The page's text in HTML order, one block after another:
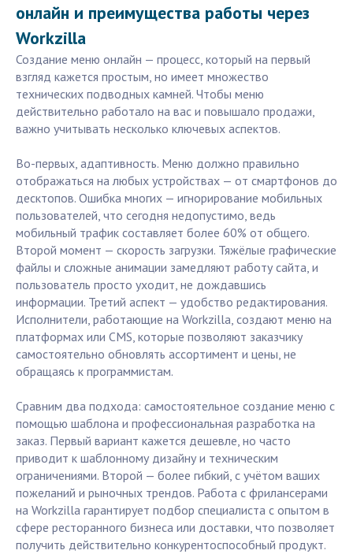
онлайн и преимущества работы через
Workzilla
Создание меню онлайн — процесс, который на первый
взгляд кажется простым, но имеет множество
технических подводных камней. Чтобы меню
действительно работало на вас и повышало продажи,
важно учитывать несколько ключевых аспектов.
Во-первых, адаптивность. Меню должно правильно
отображаться на любых устройствах — от смартфонов до
десктопов. Ошибка многих — игнорирование мобильных
пользователей, что сегодня недопустимо, ведь
мобильный трафик составляет более 60% от общего.
Второй момент — скорость загрузки. Тяжёлые графические
файлы и сложные анимации замедляют работу сайта, и
пользователь просто уходит, не дождавшись
информации. Третий аспект — удобство редактирования.
Исполнители, работающие на Workzilla, создают меню на
платформах или CMS, которые позволяют заказчику
самостоятельно обновлять ассортимент и цены, не
обращаясь к программистам.
Сравним два подхода: самостоятельное создание меню с
помощью шаблона и профессиональная разработка на
заказ. Первый вариант кажется дешевле, но часто
приводит к шаблонному дизайну и техническим
ограничениями. Второй — более гибкий, с учётом ваших
пожеланий и рыночных трендов. Работа с фрилансерами
на Workzilla гарантирует подбор специалиста с опытом в
сфере ресторанного бизнеса или доставки, что позволяет
получить действительно конкурентоспособный продукт.